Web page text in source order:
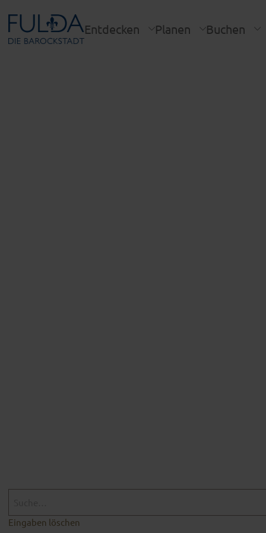
Entdecken Planen Buchen
Eingaben löschen